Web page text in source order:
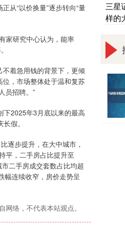
从“以价换量”逐步转向“量
家研究中心认为，能率
着急用钱的背景下，更倾
，市场整体处于温和复苏
员招聘。”
2025年3月底以来的最高
假。
逐步提升，在大中城市，
平，二手房占比提升至
二手房成交套数占比均超
幅连续收窄，房价走势呈
网络，不代表本站观点。
三星
样的